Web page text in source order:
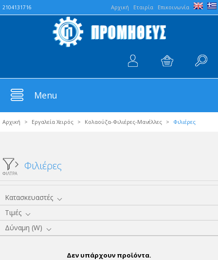
Aρχική Εταιρία Επικοινωνία
2104131716
Menu
Αρχική > Εργαλεία Χειρός > Κολαούζα-Φιλιέρες-Μανέλλες > Φιλιέρες
ΦΙΛΤΡΑ
Φιλιέρες
Κατασκευαστές
Τιμές
Δύναμη (W)
Δεν υπάρχουν προϊόντα.